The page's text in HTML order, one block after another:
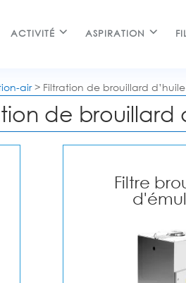
ACTIVITÉ ASPIRATION
air> Filtration de brouillard
de brouillard
Filtre